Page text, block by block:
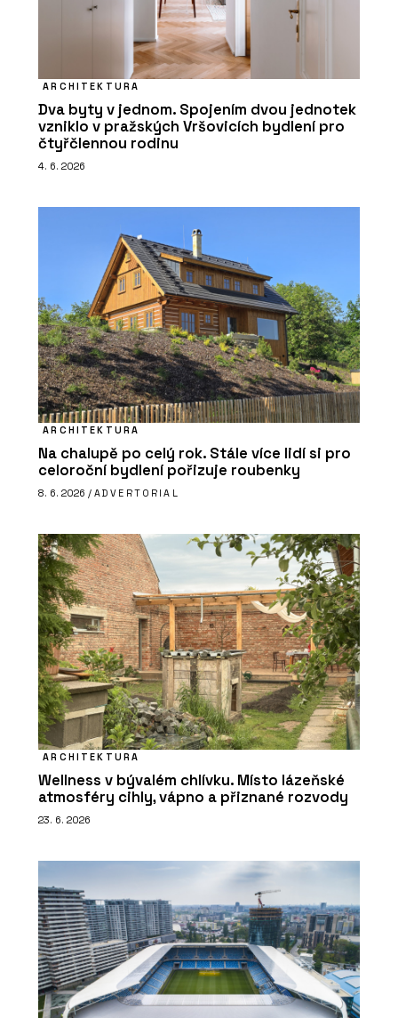
ARCHITEKTURA
Dva byty v jednom. Spojením dvou jednotek
vzniklo v pražských Vršovicích bydlení pro
čtyřčlennou rodinu
4. 6. 2026
ARCHITEKTURA
Na chalupě po celý rok. Stále více lidí si pro
celoroční bydlení pořizuje roubenky
8. 6. 2026 / ADVERTORIAL
ARCHITEKTURA
Wellness v bývalém chlívku. Místo lázeňské
atmosféry cihly, vápno a přiznané rozvody
23. 6. 2026